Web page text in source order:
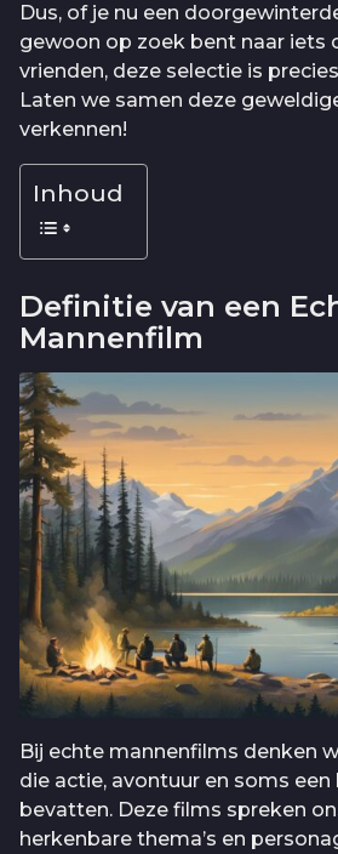
Dus, of je nu een
gewoon op zoek bent naar iets
vrienden, deze selectie is
Laten we samen deze
verkennen!
Inhoud
Definitie van een
Mannenfilm
Bij echte mannenfilms denken
die actie, avontuur en soms
bevatten. Deze films spreken
herkenbare thema’s en